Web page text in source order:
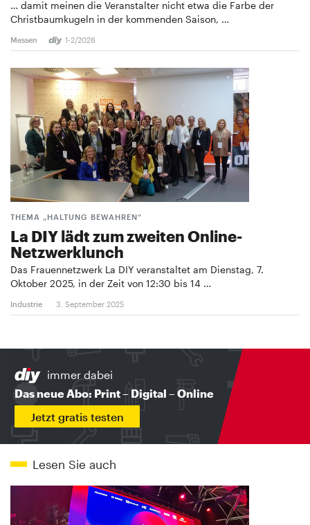
… damit meinen die Veranstalter nicht etwa die Farbe der
Christbaumkugeln in der kommenden Saison, …
Messen 1-2/2026
THEMA „HALTUNG BEWAHREN“
La DIY lädt zum zweiten Online-
Netzwerklunch
Das Frauennetzwerk La DIY veranstaltet am Dienstag, 7.
Oktober 2025, in der Zeit von 12:30 bis 14 …
Industrie 3. September 2025
immer dabei
Das neue Abo: Print – Digital – Online
Jetzt gratis testen
Lesen Sie auch